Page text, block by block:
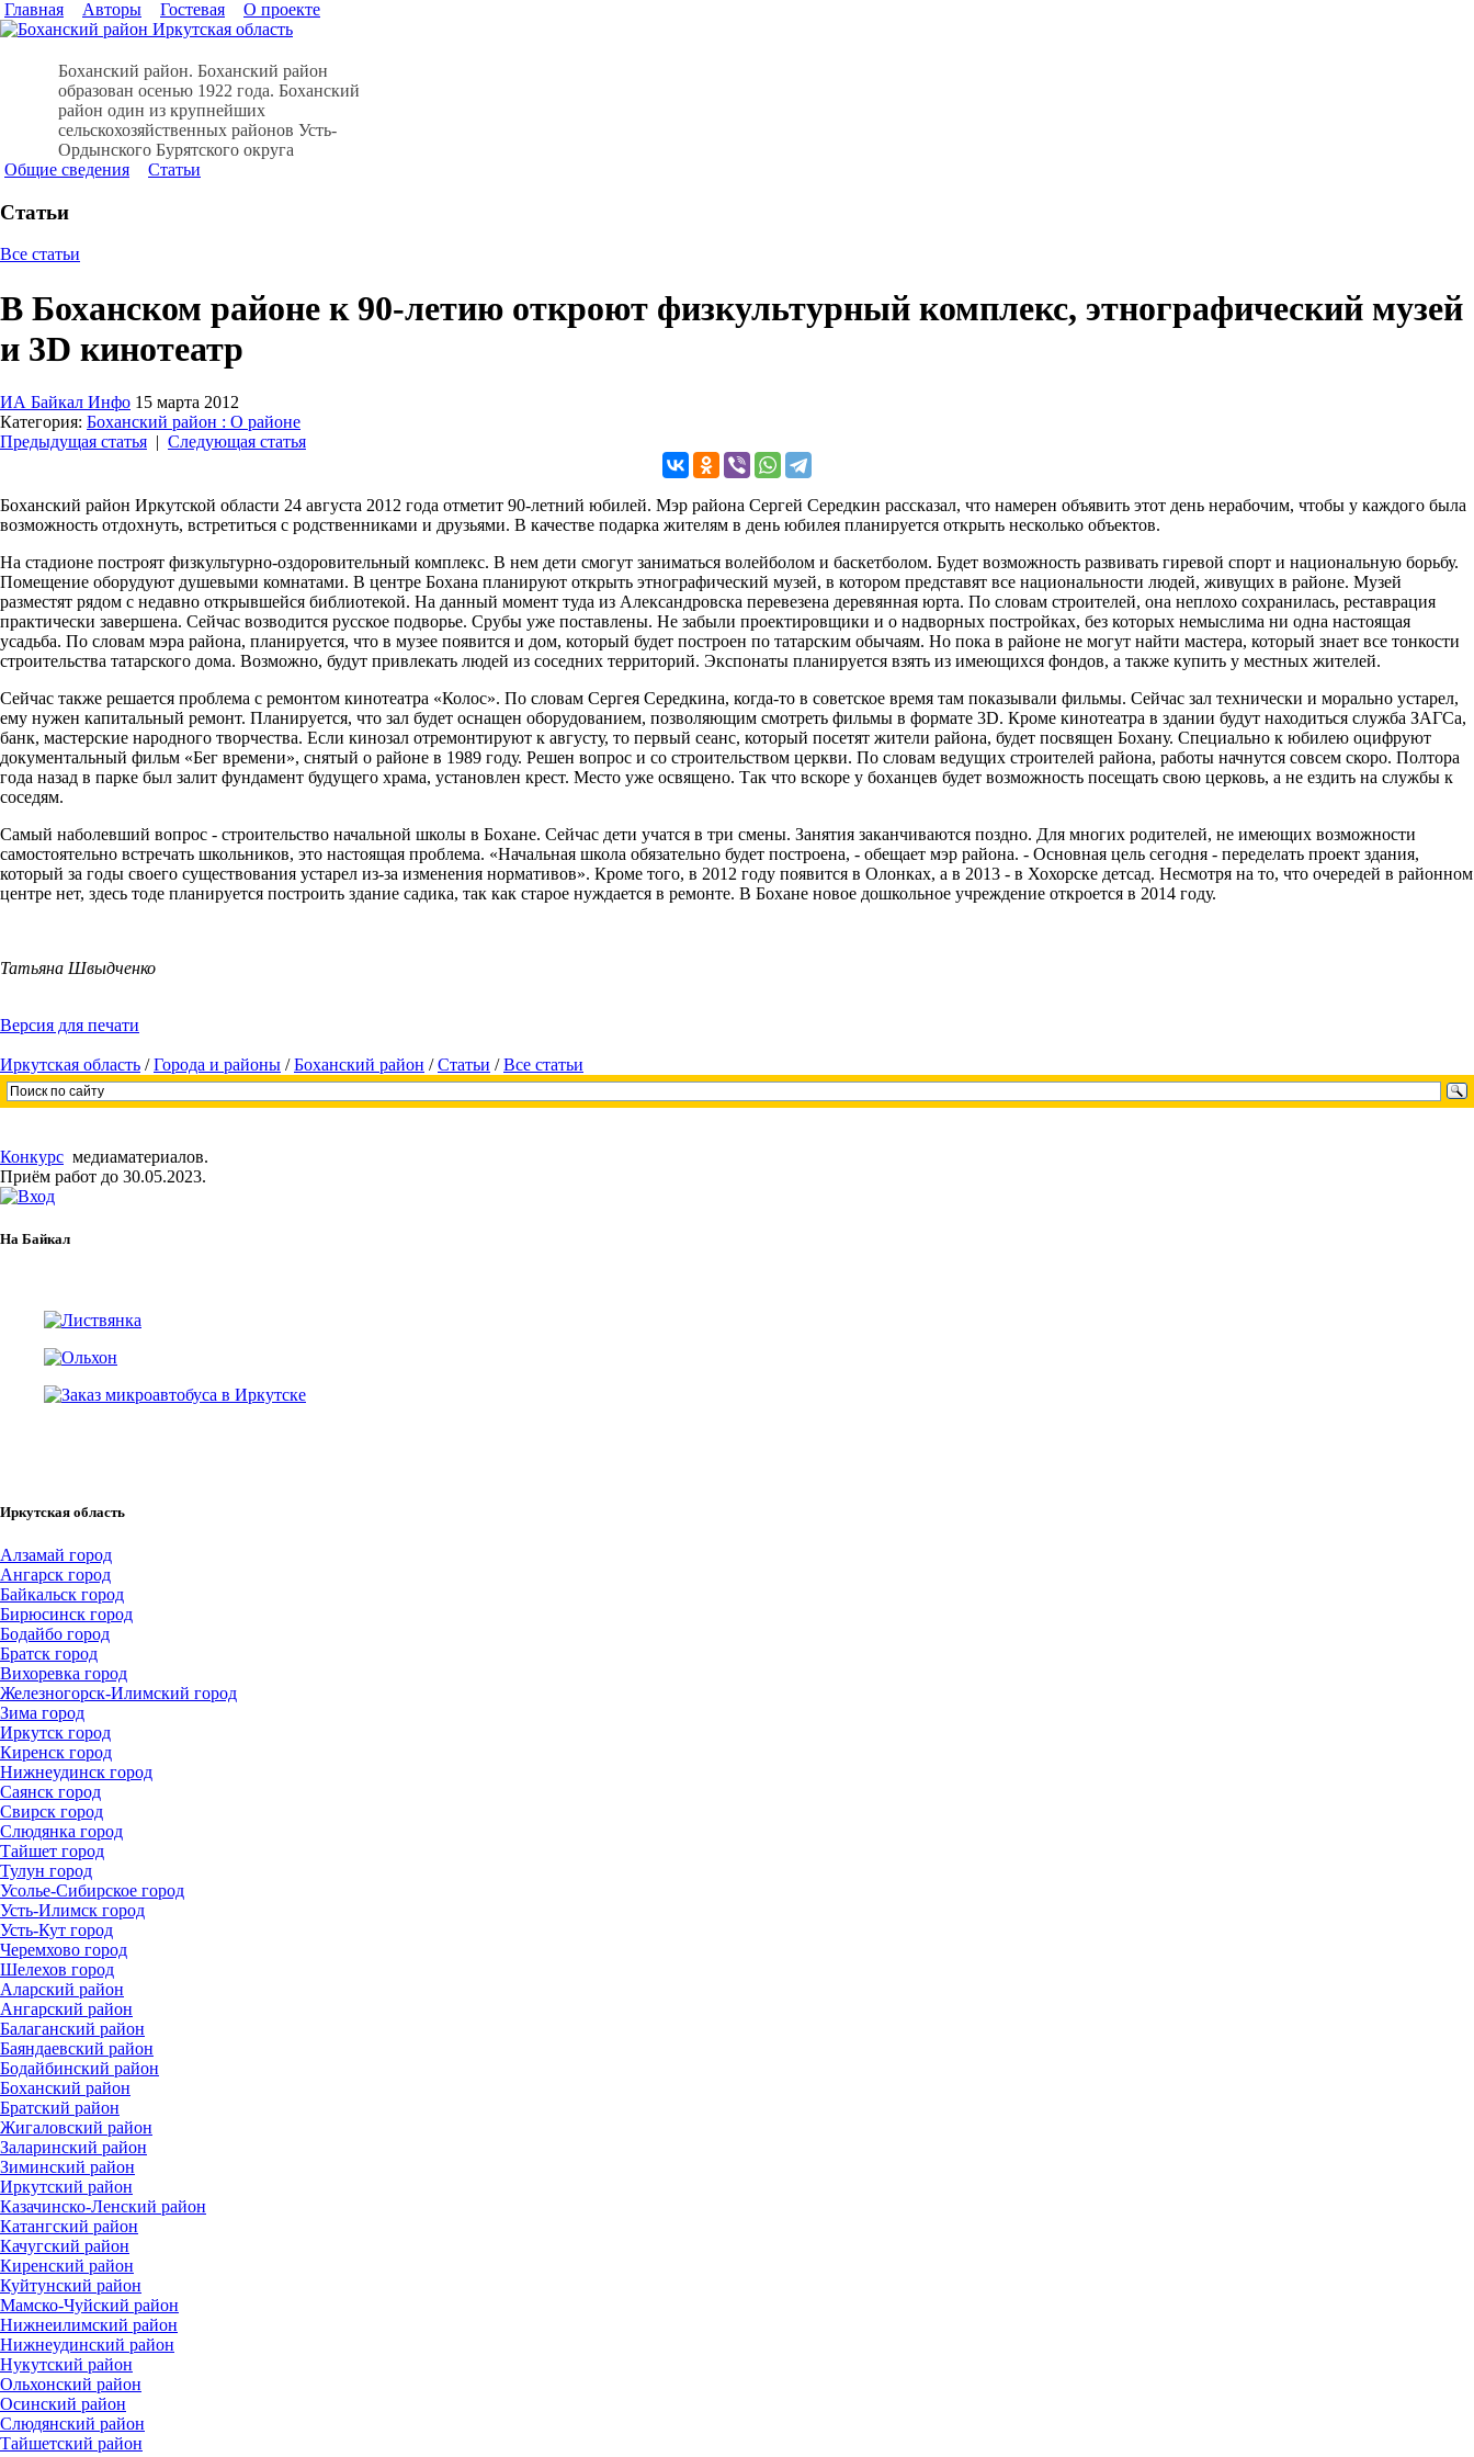
Главная Авторы Гостевая О проекте
Боханский район. Боханский район
образован осенью 1922 года. Боханский
район один из крупнейших
сельскохозяйственных районов Усть-
Ордынского Бурятского округа
Общие сведения
Статьи
Статьи
Все статьи
В Боханском районе к 90-летию откроют физкультурный комплекс, этнографический музей
и 3D кинотеатр
ИА Байкал Инфо 15 марта 2012
Категория: Боханский район : О районе
Предыдущая статья | Следующая статья
Боханский район Иркутской области 24 августа 2012 года отметит 90-летний юбилей. Мэр района Сергей Середкин рассказал, что намерен объявить этот день нерабочим, чтобы у каждого была
возможность отдохнуть, встретиться с родственниками и друзьями. В качестве подарка жителям в день юбилея планируется открыть несколько объектов.
На стадионе построят физкультурно-оздоровительный комплекс. В нем дети смогут заниматься волейболом и баскетболом. Будет возможность развивать гиревой спорт и национальную борьбу.
Помещение оборудуют душевыми комнатами. В центре Бохана планируют открыть этнографический музей, в котором представят все национальности людей, живущих в районе. Музей
разместят рядом с недавно открывшейся библиотекой. На данный момент туда из Александровска перевезена деревянная юрта. По словам строителей, она неплохо сохранилась, реставрация
практически завершена. Сейчас возводится русское подворье. Срубы уже поставлены. Не забыли проектировщики и о надворных постройках, без которых немыслима ни одна настоящая
усадьба. По словам мэра района, планируется, что в музее появится и дом, который будет построен по татарским обычаям. Но пока в районе не могут найти мастера, который знает все тонкости
строительства татарского дома. Возможно, будут привлекать людей из соседних территорий. Экспонаты планируется взять из имеющихся фондов, а также купить у местных жителей.
Сейчас также решается проблема с ремонтом кинотеатра «Колос». По словам Сергея Середкина, когда-то в советское время там показывали фильмы. Сейчас зал технически и морально устарел,
ему нужен капитальный ремонт. Планируется, что зал будет оснащен оборудованием, позволяющим смотреть фильмы в формате 3D. Кроме кинотеатра в здании будут находиться служба ЗАГСа,
банк, мастерские народного творчества. Если кинозал отремонтируют к августу, то первый сеанс, который посетят жители района, будет посвящен Бохану. Специально к юбилею оцифруют
документальный фильм «Бег времени», снятый о районе в 1989 году. Решен вопрос и со строительством церкви. По словам ведущих строителей района, работы начнутся совсем скоро. Полтора
года назад в парке был залит фундамент будущего храма, установлен крест. Место уже освящено. Так что вскоре у боханцев будет возможность посещать свою церковь, а не ездить на службы к
соседям.
Самый наболевший вопрос - строительство начальной школы в Бохане. Сейчас дети учатся в три смены. Занятия заканчиваются поздно. Для многих родителей, не имеющих возможности
самостоятельно встречать школьников, это настоящая проблема. «Начальная школа обязательно будет построена, - обещает мэр района. - Основная цель сегодня - переделать проект здания,
который за годы своего существования устарел из-за изменения нормативов». Кроме того, в 2012 году появится в Олонках, а в 2013 - в Хохорске детсад. Несмотря на то, что очередей в районном
центре нет, здесь тоде планируется построить здание садика, так как старое нуждается в ремонте. В Бохане новое дошкольное учреждение откроется в 2014 году.
Татьяна Швыдченко
Версия для печати
Иркутская область /Города и районы /Боханский район /Статьи /Все статьи
Конкурс медиаматериалов.
Приём работ до 30.05.2023.
На Байкал
Иркутская область
Алзамай город
Ангарск город
Байкальск город
Бирюсинск город
Бодайбо город
Братск город
Вихоревка город
Железногорск-Илимский город
Зима город
Иркутск город
Киренск город
Нижнеудинск город
Саянск город
Свирск город
Слюдянка город
Тайшет город
Тулун город
Усолье-Сибирское город
Усть-Илимск город
Усть-Кут город
Черемхово город
Шелехов город
Аларский район
Ангарский район
Балаганский район
Баяндаевский район
Бодайбинский район
Боханский район
Братский район
Жигаловский район
Заларинский район
Зиминский район
Иркутский район
Казачинско-Ленский район
Катангский район
Качугский район
Киренский район
Куйтунский район
Мамско-Чуйский район
Нижнеилимский район
Нижнеудинский район
Нукутский район
Ольхонский район
Осинский район
Слюдянский район
Тайшетский район